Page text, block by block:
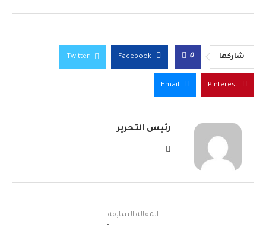
شاركها 0
Facebook
Twitter
Pinterest
Email
رئيس التحرير
المقالة السابقة